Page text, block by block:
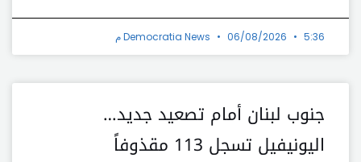
Democratia News 06/08/2026 5:36 م
جنوب لبنان أمام تصعيد جديد…
اليونيفيل تسجل 113 مقذوفاً